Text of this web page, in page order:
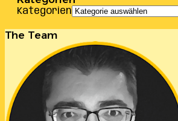
Kategorien
The Team